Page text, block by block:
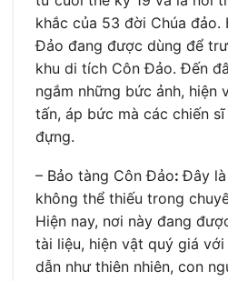
khắc của 53 đời Chúa đảo.
Đảo đang được dùng để
khu di tích Côn Đảo. Đến
ngắm những bức ảnh, hiện
tấn, áp bức mà các chiến
đựng.
– Bảo tàng Côn Đảo:Đây
không thể thiếu trong
Hiện nay, nơi này đang
tài liệu, hiện vật quý giá với
dẫn như thiên nhiên, con